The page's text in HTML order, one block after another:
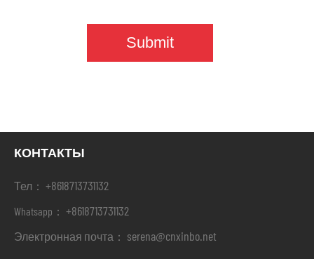
КОНТАКТЫ
Тел： +8618713731132
Whatsapp： +8618713731132
Электронная почта： serena@cnxinbo.net